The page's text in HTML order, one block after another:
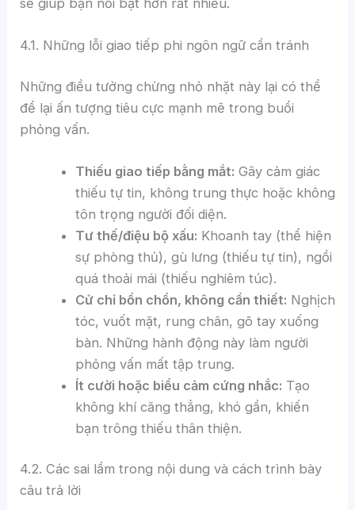
4.1. Những lỗi giao tiếp phi ngôn ngữ cần tránh
Những điều tưởng chừng nhỏ nhặt này lại có thể
để lại ấn tượng tiêu cực mạnh mẽ trong buổi
phỏng vấn.
Thiếu giao tiếp bằng mắt: Gây cảm giác
thiếu tự tin, không trung thực hoặc không
tôn trọng người đối diện.
Tư thế/điệu bộ xấu: Khoanh tay (thể hiện
sự phòng thủ), gù lưng (thiếu tự tin), ngồi
quá thoải mái (thiếu nghiêm túc).
Cử chỉ bồn chồn, không cần thiết: Nghịch
tóc, vuốt mặt, rung chân, gõ tay xuống
bàn. Những hành động này làm người
phỏng vấn mất tập trung.
Ít cười hoặc biểu cảm cứng nhắc: Tạo
không khí căng thẳng, khó gần, khiến
bạn trông thiếu thân thiện.
4.2. Các sai lầm trong nội dung và cách trình bày
câu trả lời